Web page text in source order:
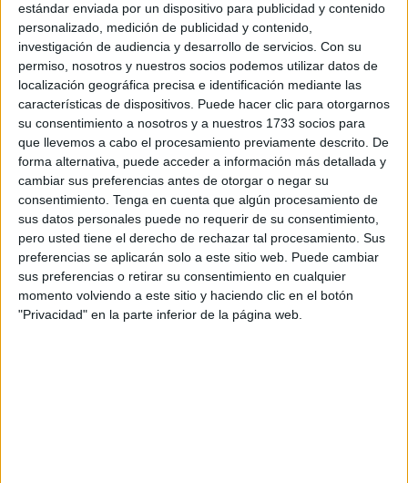
estándar enviada por un dispositivo para publicidad y contenido
personalizado, medición de publicidad y contenido,
investigación de audiencia y desarrollo de servicios. Con su
permiso, nosotros y nuestros socios podemos utilizar datos de
localización geográfica precisa e identificación mediante las
características de dispositivos. Puede hacer clic para otorgarnos
su consentimiento a nosotros y a nuestros 1733 socios para
que llevemos a cabo el procesamiento previamente descrito. De
forma alternativa, puede acceder a información más detallada y
cambiar sus preferencias antes de otorgar o negar su
consentimiento. Tenga en cuenta que algún procesamiento de
sus datos personales puede no requerir de su consentimiento,
pero usted tiene el derecho de rechazar tal procesamiento. Sus
preferencias se aplicarán solo a este sitio web. Puede cambiar
sus preferencias o retirar su consentimiento en cualquier
momento volviendo a este sitio y haciendo clic en el botón
"Privacidad" en la parte inferior de la página web.
importantes dentro del hogar, como el amor, el respeto,
la ayuda mutua, la paciencia o la unión. Este tipo de
actividades favorecen la expresión emocional, el
autoconocimiento y el desarrollo de habilidades sociales
y afectivas.